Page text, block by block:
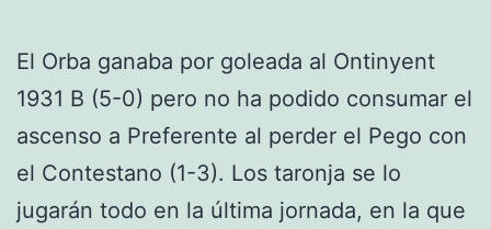
El Orba ganaba por goleada al Ontinyent
1931 B (5-0) pero no ha podido consumar el
ascenso a Preferente al perder el Pego con
el Contestano (1-3). Los taronja se lo
jugarán todo en la última jornada, en la que